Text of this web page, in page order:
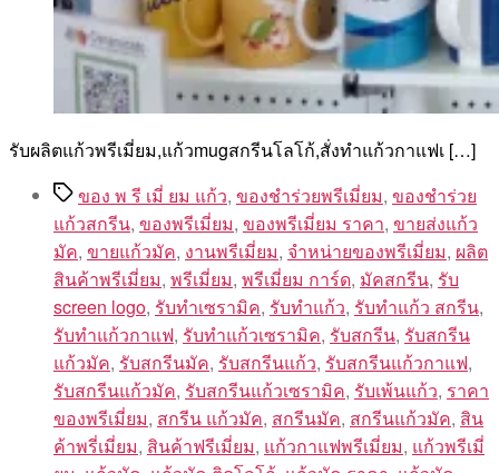
รับผลิตแก้วพรีเมี่ยม,แก้วmugสกรีนโลโก้,สั่งทําแก้วกาแฟเ […]
Tagsของ พ รี เมี่ ยม แก้ว, ของชำร่วยพรีเมี่ยม, ของชําร่วย
แก้วสกรีน, ของพรีเมี่ยม, ของพรีเมี่ยม ราคา, ขายส่งแก้ว
มัค, ขายแก้วมัค, งานพรีเมี่ยม, จำหน่ายของพรีเมี่ยม, ผลิต
สินค้าพรีเมี่ยม, พรีเมี่ยม, พรีเมี่ยม การ์ด, มัคสกรีน, รับ
screen logo, รับทำเซรามิค, รับทำแก้ว, รับทำแก้ว สกรีน,
รับทำแก้วกาแฟ, รับทำแก้วเซรามิค, รับสกรีน, รับสกรีน
แก้วมัค, รับสกรีนมัค, รับสกรีนแก้ว, รับสกรีนแก้วกาแฟ,
รับสกรีนแก้วมัค, รับสกรีนแก้วเซรามิค, รับเพ้นแก้ว, ราคา
ของพรีเมี่ยม, สกรีน แก้วมัค, สกรีนมัค, สกรีนแก้วมัค, สิน
ค้าพรี่เมี่ยม, สินค้าฟรีเมี่ยม, แก้วกาแฟพรีเมี่ยม, แก้วพรีเมี่